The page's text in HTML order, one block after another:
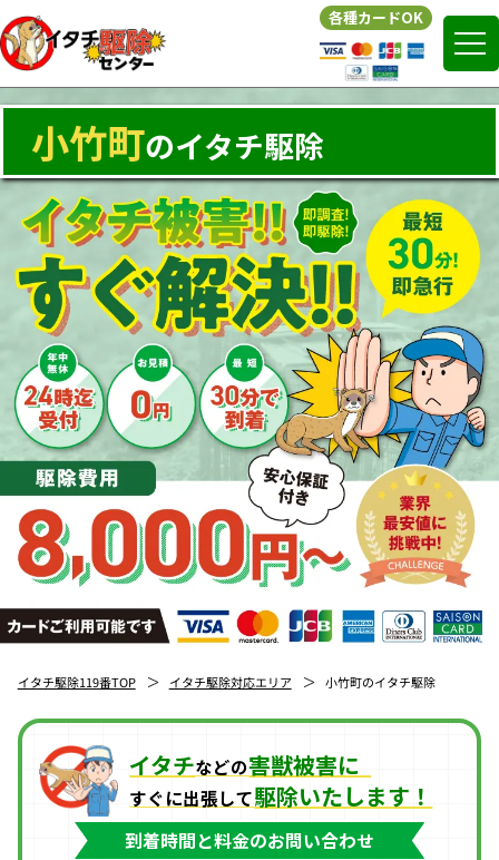
各種カードOK
小竹町のイタチ駆除
イタチ駆除119番TOP イタチ駆除対応エリア 小竹町のイタチ駆除
イタチなどの害獣被害に
すぐに出張して駆除いたします！
到着時間と料金のお問い合わせ